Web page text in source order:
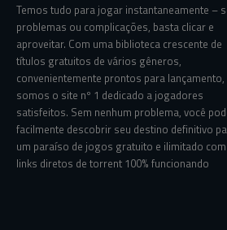
Temos tudo para jogar instantaneamente –
problemas ou complicações, basta clicar e
aproveitar. Com uma biblioteca crescente de
títulos gratuitos de vários gêneros,
convenientemente prontos para lançamento,
somos o site nº 1 dedicado a jogadores
satisfeitos. Sem nenhum problema, você
facilmente descobrir seu destino definitivo
um paraíso de jogos gratuito e ilimitado com
links diretos de torrent 100% funcionando